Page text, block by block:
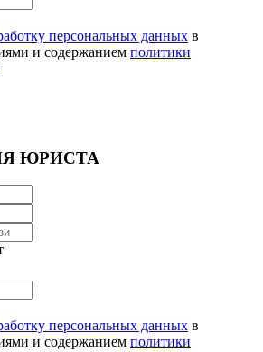
персональных данных в
и содержанием политики
ЮРИСТА
персональных данных в
и содержанием политики